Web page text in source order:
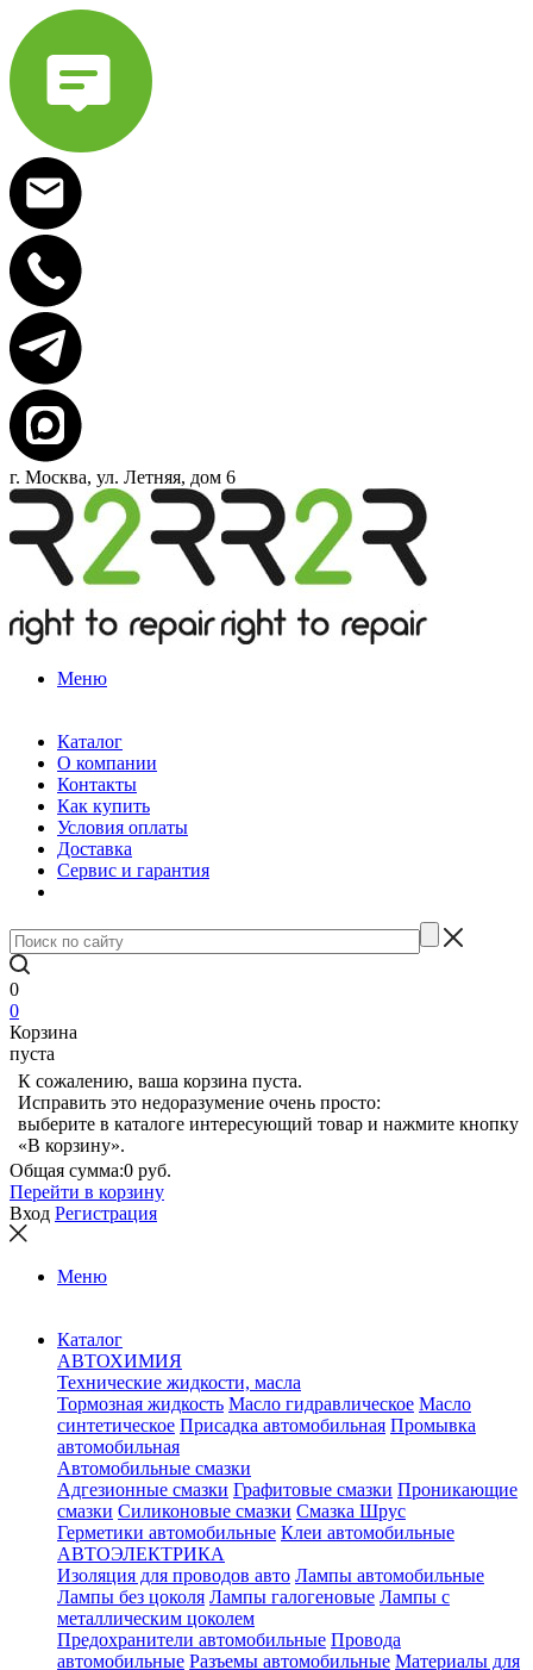
г. Москва, ул. Летняя, дом 6
Меню
Каталог
О компании
Контакты
Как купить
Условия оплаты
Доставка
Сервис и гарантия
0
0
Корзина
пуста
К сожалению, ваша корзина пуста.
Исправить это недоразумение очень просто:
выберите в каталоге интересующий товар и нажмите кнопку
«В корзину».
Общая сумма:0 руб.
Перейти в корзину
Вход Регистрация
Меню
Каталог
АВТОХИМИЯ
Технические жидкости, масла
Тормозная жидкость Масло гидравлическое Масло
синтетическое Присадка автомобильная Промывка
автомобильная
Автомобильные смазки
Адгезионные смазки Графитовые смазки Проникающие
смазки Силиконовые смазки Смазка Шрус
Герметики автомобильные Клеи автомобильные
АВТОЭЛЕКТРИКА
Изоляция для проводов авто Лампы автомобильные
Лампы без цоколя Лампы галогеновые Лампы с
металлическим цоколем
Предохранители автомобильные Провода
автомобильные Разъемы автомобильные Материалы для